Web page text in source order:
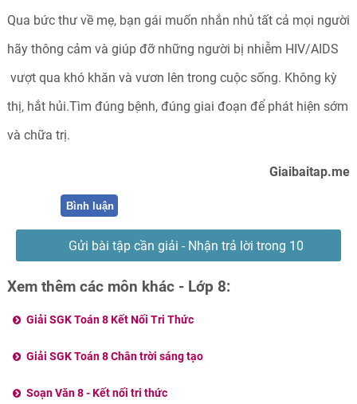
Qua bức thư về mẹ, bạn gái muốn nhắn nhủ tất cả mọi người
hãy thông cảm và giúp đỡ những người bị nhiễm HIV/AIDS
vượt qua khó khăn và vươn lên trong cuộc sống. Không kỳ
thị, hắt hủi.Tìm đúng bệnh, đúng giai đoạn để phát hiện sớm
và chữa trị.
Giaibaitap.me
Bình luận
Gửi bài tập cần giải - Nhận trả lời trong 10
phút
Xem thêm các môn khác - Lớp 8:
Giải SGK Toán 8 Kết Nối Tri Thức
Giải SGK Toán 8 Chân trời sáng tạo
Soạn Văn 8 - Kết nối tri thức